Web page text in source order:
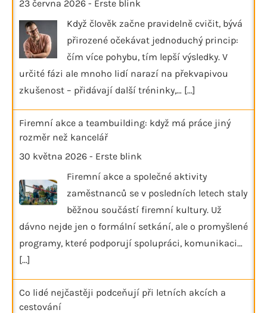
23 června 2026 - Erste blink
Když člověk začne pravidelně cvičit, bývá
přirozené očekávat jednoduchý princip:
čím více pohybu, tím lepší výsledky. V
určité fázi ale mnoho lidí narazí na překvapivou
zkušenost – přidávají další tréninky,… [...]
Firemní akce a teambuilding: když má práce jiný
rozměr než kancelář
30 května 2026 - Erste blink
Firemní akce a společné aktivity
zaměstnanců se v posledních letech staly
běžnou součástí firemní kultury. Už
dávno nejde jen o formální setkání, ale o promyšlené
programy, které podporují spolupráci, komunikaci…
[...]
Co lidé nejčastěji podceňují při letních akcích a
cestování